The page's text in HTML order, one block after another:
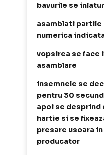
bavurile se
asamblati partile
numerica
vopsirea se face
asamblare
insemnele se
pentru 30
apoi se desprind
hartie si se
presare usoara
producator